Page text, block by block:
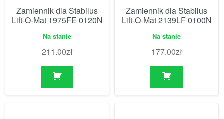
Zamiennik dla Stabilus
Lift-O-Mat 1975FE 0120N
Na stanie
211.00zł
Zamiennik dla Stabilus
Lift-O-Mat 2139LF 0100N
Na stanie
177.00zł